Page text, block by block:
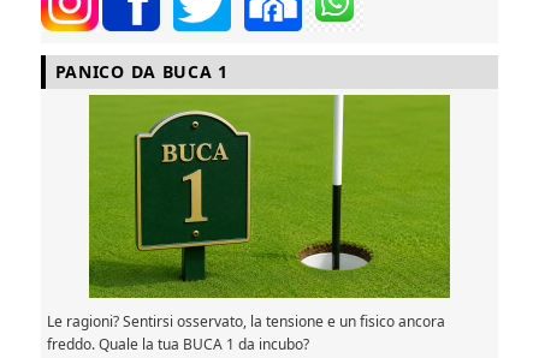
PANICO DA BUCA 1
Le ragioni? Sentirsi osservato, la tensione e un fisico ancora
freddo. Quale la tua BUCA 1 da incubo?